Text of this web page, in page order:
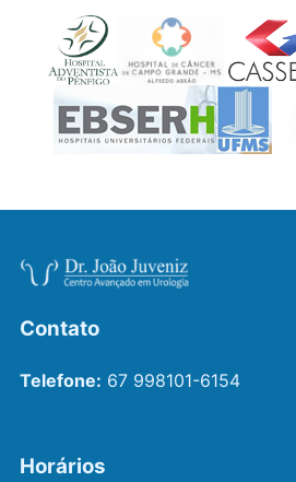
Contato
Telefone: 67 998101-6154
Horários